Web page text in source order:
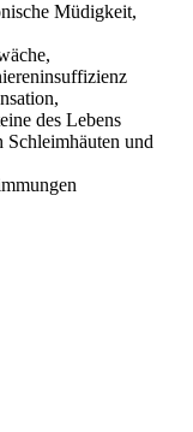
Müdigkeit,
des Lebens
und